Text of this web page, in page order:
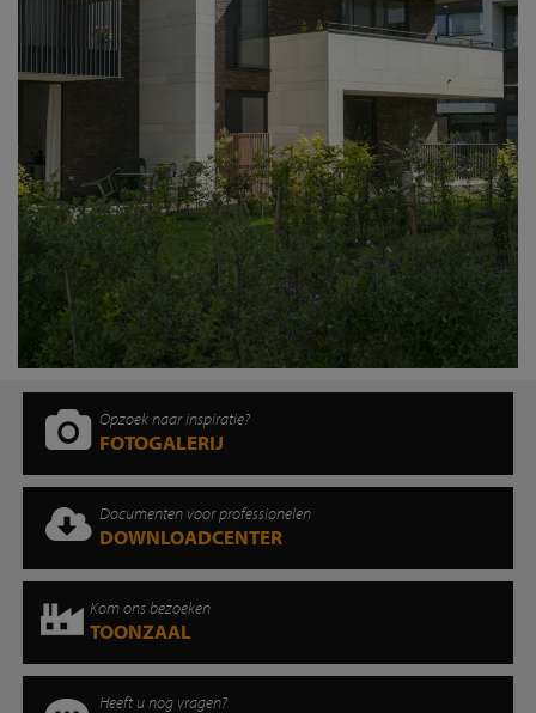
Opzoek naar inspiratie?
FOTOGALERIJ
Documenten voor professionelen
DOWNLOADCENTER
Kom ons bezoeken
TOONZAAL
Heeft u nog vragen?